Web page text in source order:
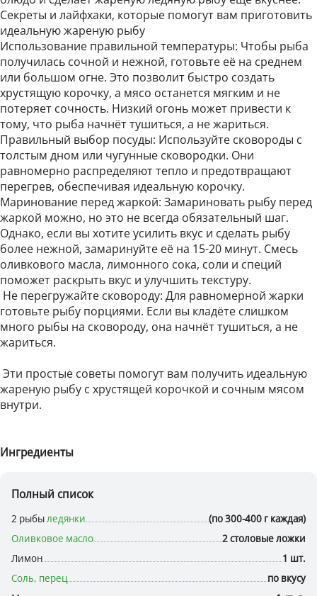
Секреты и лайфхаки, которые помогут вам приготовить
идеальную жареную рыбу
Использование правильной температуры: Чтобы рыба
получилась сочной и нежной, готовьте её на среднем
или большом огне. Это позволит быстро создать
хрустящую корочку, а мясо останется мягким и не
потеряет сочность. Низкий огонь может привести к
тому, что рыба начнёт тушиться, а не жариться.
Правильный выбор посуды: Используйте сковороды с
толстым дном или чугунные сковородки. Они
равномерно распределяют тепло и предотвращают
перегрев, обеспечивая идеальную корочку.
Маринование перед жаркой: Замариновать рыбу перед
жаркой можно, но это не всегда обязательный шаг.
Однако, если вы хотите усилить вкус и сделать рыбу
более нежной, замаринуйте её на 15-20 минут. Смесь
оливкового масла, лимонного сока, соли и специй
поможет раскрыть вкус и улучшить текстуру.
Не перегружайте сковороду: Для равномерной жарки
готовьте рыбу порциями. Если вы кладёте слишком
много рыбы на сковороду, она начнёт тушиться, а не
жариться.
Эти простые советы помогут вам получить идеальную
жареную рыбу с хрустящей корочкой и сочным мясом
внутри.
Ингредиенты
Полный список
2 рыбыледянки
(по 300-400 г каждая)
Оливковое масло
2 столовые ложки
Лимон
1 шт.
Соль, перец
по вкусу